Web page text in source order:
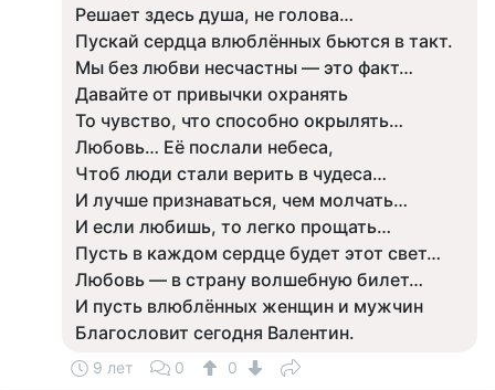
Решает здесь душа, не голова…
Пускай сердца влюблённых бьются в такт.
Мы без любви несчастны — это факт…
Давайте от привычки охранять
То чувство, что способно окрылять…
Любовь… Её послали небеса,
Чтоб люди стали верить в чудеса…
И лучше признаваться, чем молчать…
И если любишь, то легко прощать…
Пусть в каждом сердце будет этот свет…
Любовь — в страну волшебную билет…
И пусть влюблённых женщин и мужчин
Благословит сегодня Валентин.
9 лет 0 0